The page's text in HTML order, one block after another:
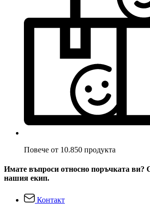
Повече от 10.850 продукта
Имате въпроси относно поръчката ви?
нашия екип.
Контакт